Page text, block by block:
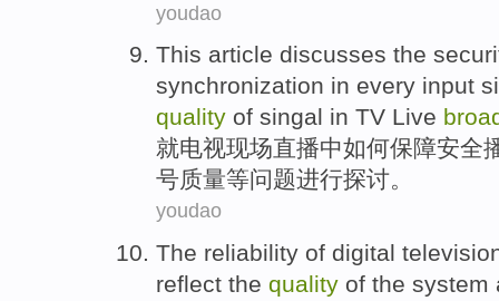
youdao
This article discusses the
synchronization in every input
quality of singal in TV Live
就电视现场直播中如何保障安全
号质量等问题进行探讨。
youdao
The reliability of digital
reflect the quality of the